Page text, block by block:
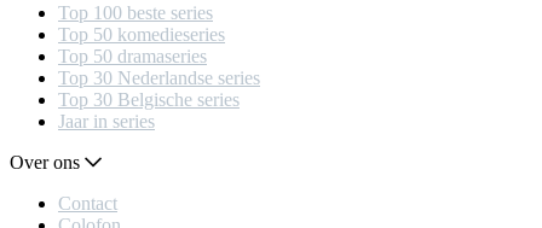
Top 100 beste series
Top 50 komedieseries
Top 50 dramaseries
Top 30 Nederlandse series
Top 30 Belgische series
Jaar in series
Over ons
Contact